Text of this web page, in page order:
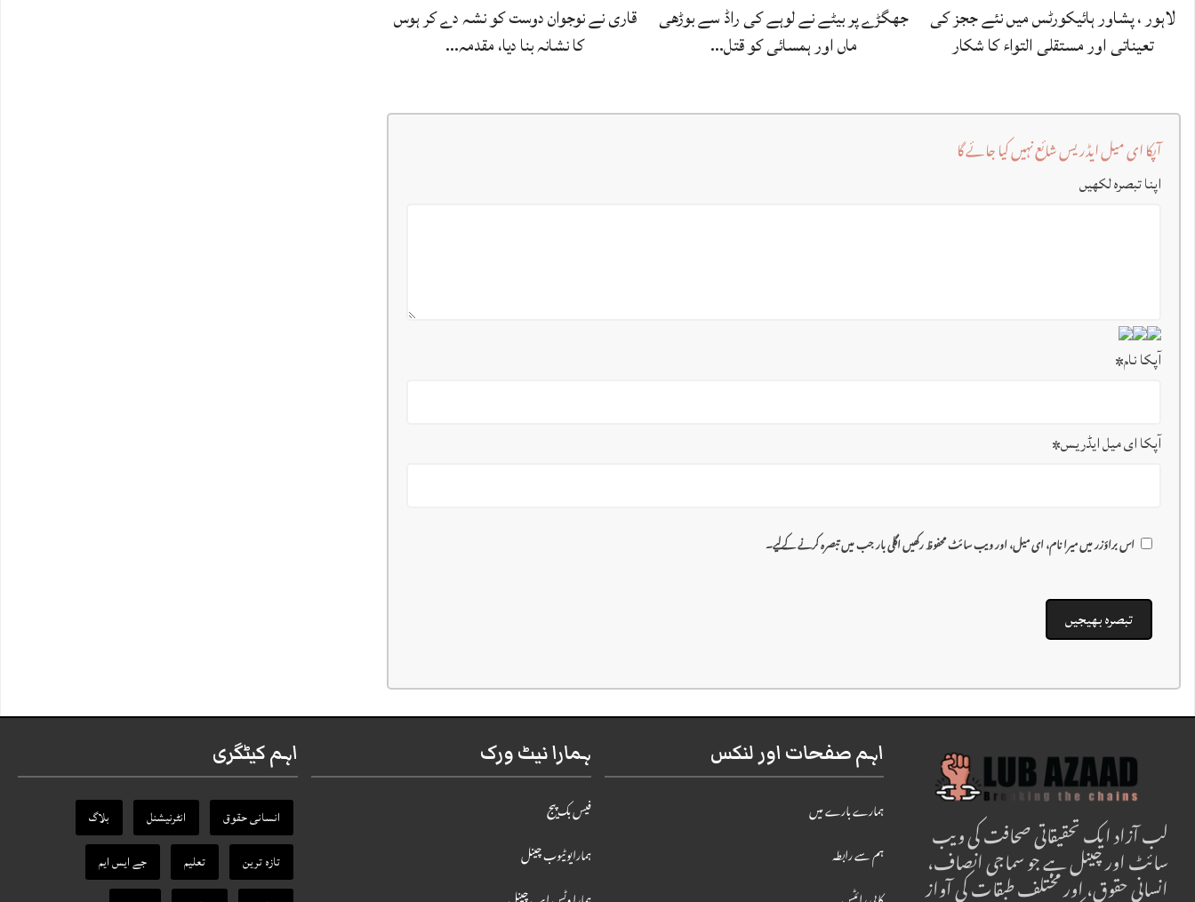
لاہور ، پشاور ہائیکورٹس میں نئے ججز کی
تعیناتی اور مستقلی التواء کا شکار
جھگڑے پر بیٹے نے لوہے کی راڈ سے بوڑھی
ماں اور ہمسائی کو قتل…
قاری نے نوجوان دوست کو نشہ دے کر ہوس
کا نشانہ بنا دیا، مقدمہ…
آپکا ای میل ایڈریس شائع نہیں کیا جائے گا
اپنا تبصرہ لکھیں
آپکا نام*
آپکا ای میل ایڈریس*
اس براؤزر میں میرا نام، ای میل، اور ویب سائٹ محفوظ رکھیں اگلی بار جب میں تبصرہ کرنے کےلیے۔
لب آزاد ایک تحقیقاتی صحافت کی ویب
سائٹ اور چینل ہے جو سماجی انصاف،
اہم صفحات اور لنکس
ہمارے بارے میں
ہم سے رابطہ
ہمارا نیٹ ورک
فیس بک پیج
ہمارایوٹیوب چینل
اہم کیٹگری
انسانی حقوق انٹرنیشنل
بلاگ
تازہ ترین
تعلیم
جے ایس ایم